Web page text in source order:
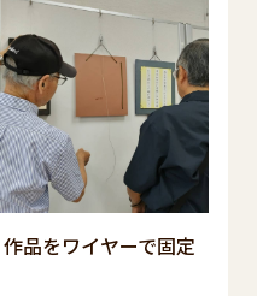
作品をワイヤーで固定